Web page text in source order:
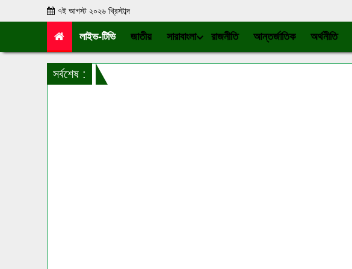
৭ই আগস্ট ২০২৬ খ্রিস্টাব্দ
লাইভ-টিভি জাতীয় সারাবাংলা রাজনীতি আন্তর্জাতিক অর্থনীতি
সর্বশেষ :